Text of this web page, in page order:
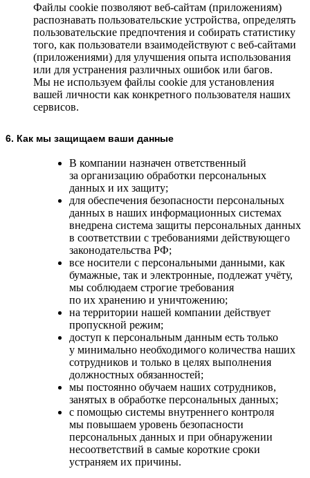
Файлы cookie позволяют веб-сайтам (приложениям)
распознавать пользовательские устройства, определять
пользовательские предпочтения и собирать статистику
того, как пользователи взаимодействуют с веб-сайтами
(приложениями) для улучшения опыта использования
или для устранения различных ошибок или багов.
Мы не используем файлы cookie для установления
вашей личности как конкретного пользователя наших
сервисов.
6. Как мы защищаем ваши данные
В компании назначен ответственный
за организацию обработки персональных
данных и их защиту;
для обеспечения безопасности персональных
данных в наших информационных системах
внедрена система защиты персональных данных
в соответствии с требованиями действующего
законодательства РФ;
все носители с персональными данными, как
бумажные, так и электронные, подлежат учёту,
мы соблюдаем строгие требования
по их хранению и уничтожению;
на территории нашей компании действует
пропускной режим;
доступ к персональным данным есть только
у минимально необходимого количества наших
сотрудников и только в целях выполнения
должностных обязанностей;
мы постоянно обучаем наших сотрудников,
занятых в обработке персональных данных;
с помощью системы внутреннего контроля
мы повышаем уровень безопасности
персональных данных и при обнаружении
несоответствий в самые короткие сроки
устраняем их причины.